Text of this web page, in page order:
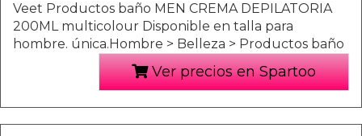
Veet Productos baño MEN CREMA DEPILATORIA
200ML multicolour Disponible en talla para
hombre. única.Hombre > Belleza > Productos baño
Ver precios en Spartoo